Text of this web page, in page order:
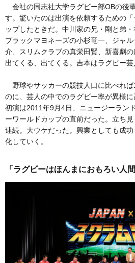
会社の同志社大学ラグビー部OBの後
す。驚いたのは出演を依頼するための
ップしたときだ。中川家の兄・剛と弟・
ブラックマヨネーズの小杉竜一、ジャ
介、スリムクラブの真栄田賢、新喜劇の
出てくる、出てくる。吉本はラグビー芸
野球やサッカーの競技人口に比べれ
のに、芸人の中でのラグビー率が異様に
初演は2011年9月4日、ニュージーラン
ーワールドカップの直前だった。立ち
連続。大ウケだった。興業としても成
化していく。
「ラグビーはほんまにおもろい人